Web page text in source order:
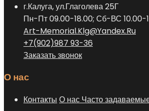
г.Калуга, ул.Глаголева 25Г
Пн-Пт 09.00-18.00; Сб-ВС 10.00-
Art-Memorial.Klg@Yandex.Ru
+7(902)987 93-36
Заказать звонок
О нас
Контакты О нас Часто